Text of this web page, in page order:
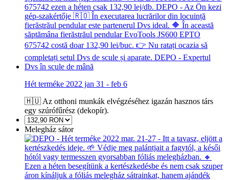
Hét terméke 2022 jan 31 - feb 6
🇭🇺 Az otthoni munkák elvégzéséhez igazán hasznos társ
egy szúrófűrész (dekopír).
Melegház sátor